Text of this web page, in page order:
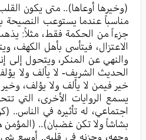
(وخيرها أوعاها).. متى يكون
مناسباً عندما يستوعب
جزءاً من الحكمة فقط، مثلاً:
الاعتزال، فيتأسى بأهل الكهف،
والنهي عن المنكر، ويتحول
الحديث الشريف- لا يألف ولا
خير فيمن لا يألف ولا يؤلف،
يسمع الروايات الأخرى، التي
اجتماعي، له تأثيره في الناس..
بشاشاً ولا تكن غضبان)..
وجهه، وحزنه في قلبه.. أوسع